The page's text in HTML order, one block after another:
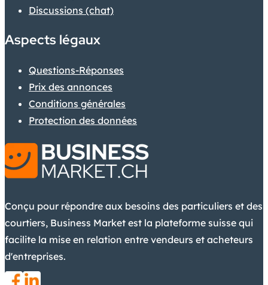
Discussions (chat)
Aspects légaux
Questions-Réponses
Prix des annonces
Conditions générales
Protection des données
Conçu pour répondre aux besoins des particuliers et des
courtiers, Business Market est la plateforme suisse qui
facilite la mise en relation entre vendeurs et acheteurs
d'entreprises.